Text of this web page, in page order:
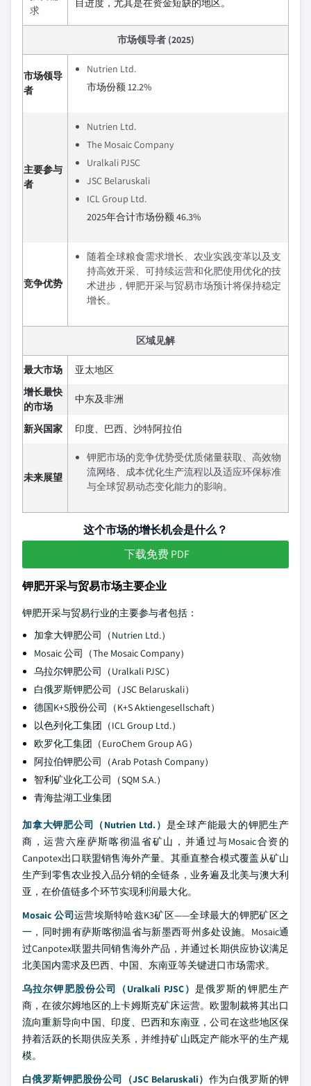
求
市场领导者 (2025)
市场领导
者
Nutrien Ltd.
市场份额 12.2%
主要参与
者
Nutrien Ltd.
The Mosaic Company
Uralkali PJSC
JSC Belaruskali
ICL Group Ltd.
2025年合计市场份额 46.3%
竞争优势
随着全球粮食需求增长、农业实践变革以及支
持高效开采、可持续运营和化肥使用优化的技
术进步，钾肥开采与贸易市场预计将保持稳定
增长。
区域见解
最大市场
亚太地区
增长最快
的市场
中东及非洲
新兴国家 印度、巴西、沙特阿拉伯
未来展望
钾肥市场的竞争优势受优质储量获取、高效物
流网络、成本优化生产流程以及适应环保标准
与全球贸易动态变化能力的影响。
这个市场的增长机会是什么？
下载免费 PDF
钾肥开采与贸易市场主要企业
钾肥开采与贸易行业的主要参与者包括：
加拿大钾肥公司（Nutrien Ltd.）
Mosaic 公司（The Mosaic Company）
乌拉尔钾肥公司（Uralkali PJSC）
白俄罗斯钾肥公司（JSC Belaruskali）
德国K+S股份公司（K+S Aktiengesellschaft）
以色列化工集团（ICL Group Ltd.）
欧罗化工集团（EuroChem Group AG）
阿拉伯钾肥公司（Arab Potash Company）
智利矿业化工公司（SQM S.A.）
青海盐湖工业集团
加拿大钾肥公司（Nutrien Ltd.） 是全球产能最大的钾肥生产
商，运营六座萨斯喀彻温省矿山，并通过与Mosaic合资的
Canpotex出口联盟销售海外产量。其垂直整合模式覆盖从矿山
生产到零售农业投入品分销的全链条，业务遍及北美与澳大利
亚，在价值链多个环节实现利润最大化。
Mosaic 公司运营埃斯特哈兹K3矿区——全球最大的钾肥矿区之
一，同时拥有萨斯喀彻温省与新墨西哥州多处设施。Mosaic通
过Canpotex联盟共同销售海外产品，并通过长期供应协议满足
北美国内需求及巴西、中国、东南亚等关键进口市场需求。
乌拉尔钾肥股份公司（Uralkali PJSC） 是俄罗斯的钾肥生产
商，在彼尔姆地区的上卡姆斯克矿床运营。欧盟制裁将其出口
流向重新导向中国、印度、巴西和东南亚，公司在这些地区保
持着活跃的长期供应关系，并维持矿山既定产能水平的生产规
模。
白俄罗斯钾肥股份公司（JSC Belaruskali） 作为白俄罗斯的钾